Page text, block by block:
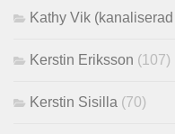
Kathy Vik
Kerstin Eriksson (107)
Kerstin Sisilla (70)